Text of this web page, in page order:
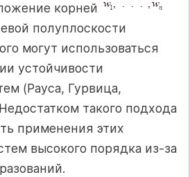
корней
полуплоскости
могут использоваться
устойчивости
(Рауса, Гурвица,
такого подхода
применения этих
высокого порядка из-за